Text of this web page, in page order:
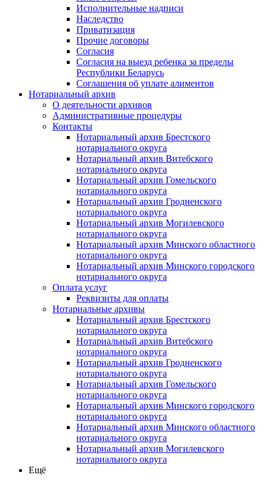
Исполнительные надписи
Наследство
Приватизация
Прочие договоры
Согласия
Согласия на выезд ребенка за пределы
Республики Беларусь
Соглашения об уплате алиментов
Нотариальный архив
О деятельности архивов
Административные процедуры
Контакты
Нотариальный архив Брестского
нотариального округа
Нотариальный архив Витебского
нотариального округа
Нотариальный архив Гомельского
нотариального округа
Нотариальный архив Гродненского
нотариального округа
Нотариальный архив Могилевского
нотариального округа
Нотариальный архив Минского областного
нотариального округа
Нотариальный архив Минского городского
нотариального округа
Оплата услуг
Реквизиты для оплаты
Нотариальные архивы
Нотариальный архив Брестского
нотариального округа
Нотариальный архив Витебского
нотариального округа
Нотариальный архив Гродненского
нотариального округа
Нотариальный архив Гомельского
нотариального округа
Нотариальный архив Минского городского
нотариального округа
Нотариальный архив Минского областного
нотариального округа
Нотариальный архив Могилевского
нотариального округа
Ещё